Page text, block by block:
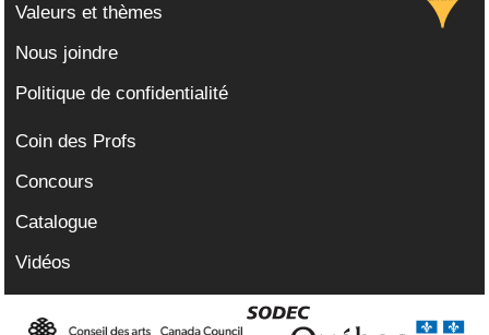
Valeurs et thèmes
Nous joindre
Politique de confidentialité
Coin des Profs
Concours
Catalogue
Vidéos